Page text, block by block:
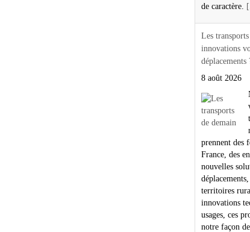
de caractère.
Les
innovations
déplacements
8 août 2026
prennent des
France, des
nouvelles
territoires
innovations
usages, ces
notre façon